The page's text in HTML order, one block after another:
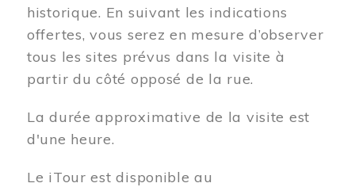
historique. En suivant les indications
offertes, vous serez en mesure d’observer
tous les sites prévus dans la visite à
partir du côté opposé de la rue.
La durée approximative de la visite est
d'une heure.
Le iTour est disponible au